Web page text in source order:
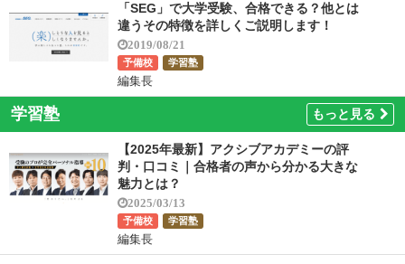
「SEG」で大学受験、合格できる？他とは
違うその特徴を詳しくご説明します！
2019/08/21
予備校 学習塾
編集長
学習塾 もっと見る
【2025年最新】アクシブアカデミーの評
判・口コミ｜合格者の声から分かる大きな
魅力とは？
2025/03/13
予備校 学習塾
編集長